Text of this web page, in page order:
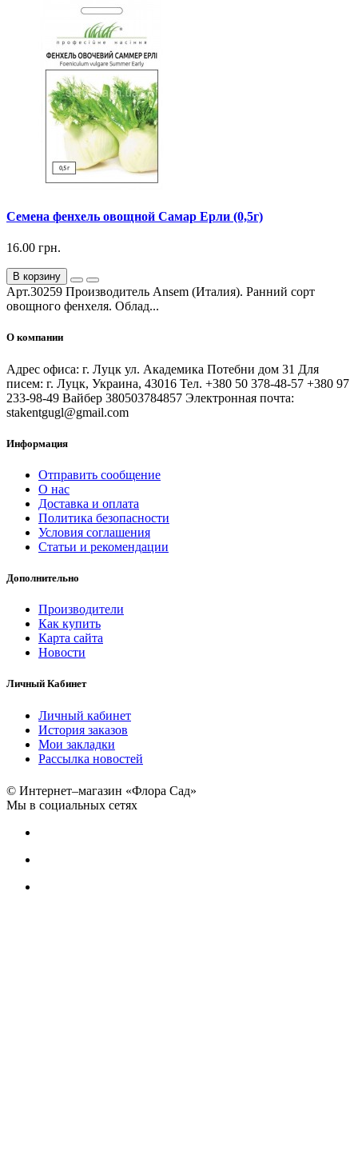
Семена фенхель овощной Самар Ерли (0,5г)
16.00 грн.
В корзину
Арт.30259 Производитель Ansem (Италия). Ранний сорт
овощного фенхеля. Облад...
О компании
Адрес офиса: г. Луцк ул. Академика Потебни дом 31 Для
писем: г. Луцк, Украина, 43016 Тел. +380 50 378-48-57 +380 97
233-98-49 Вайбер 380503784857 Электронная почта:
stakentgugl@gmail.com
Информация
Отправить сообщение
О нас
Доставка и оплата
Политика безопасности
Условия соглашения
Статьи и рекомендации
Дополнительно
Производители
Как купить
Карта сайта
Новости
Личный Кабинет
Личный кабинет
История заказов
Мои закладки
Рассылка новостей
© Интернет–магазин «Флора Сад»
Мы в социальных сетях